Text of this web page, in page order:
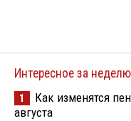
Интересное за неделю
1
Как изменятся
августа